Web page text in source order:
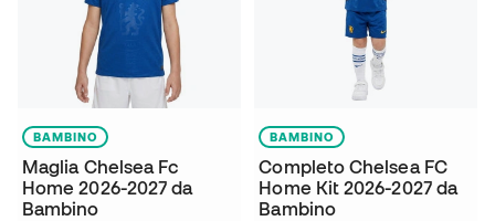
BAMBINO
Maglia Chelsea Fc
Home 2026-2027 da
Bambino
BAMBINO
Completo Chelsea FC
Home Kit 2026-2027 da
Bambino